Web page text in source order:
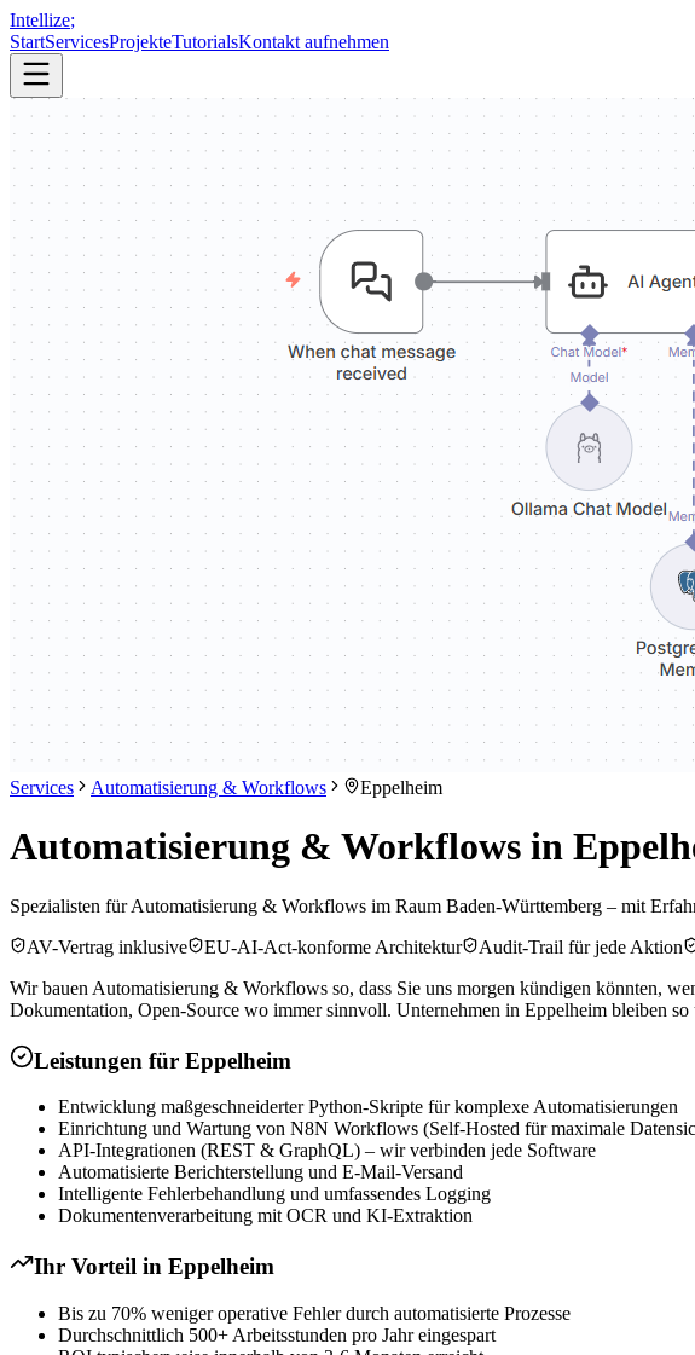
Intellize;
StartServicesProjekteTutorialsKontakt aufnehmen
Services Automatisierung & Workflows Eppelheim
Automatisierung & Workflows in
Spezialisten für Automatisierung & Workflows im Raum Baden-Württemberg – mit
AV-Vertrag inklusive
EU-AI-Act-konforme Architektur Audit-Trail für jede Aktion
Wir bauen Automatisierung & Workflows so, dass Sie uns morgen kündigen könnten,
Dokumentation, Open-Source wo immer sinnvoll. Unternehmen in Eppelheim bleiben
Leistungen für Eppelheim
Entwicklung maßgeschneiderter Python-Skripte für komplexe Automatisierungen
Einrichtung und Wartung von N8N Workflows (Self-Hosted für maximale
API-Integrationen (REST & GraphQL) – wir verbinden jede Software
Automatisierte Berichterstellung und E-Mail-Versand
Intelligente Fehlerbehandlung und umfassendes Logging
Dokumentenverarbeitung mit OCR und KI-Extraktion
Ihr Vorteil in Eppelheim
Bis zu 70% weniger operative Fehler durch automatisierte Prozesse
Durchschnittlich 500+ Arbeitsstunden pro Jahr eingespart